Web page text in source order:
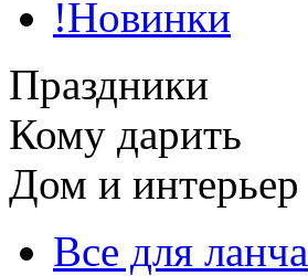
!Новинки
Праздники
Кому дарить
Дом и интерьер
Все для ланча